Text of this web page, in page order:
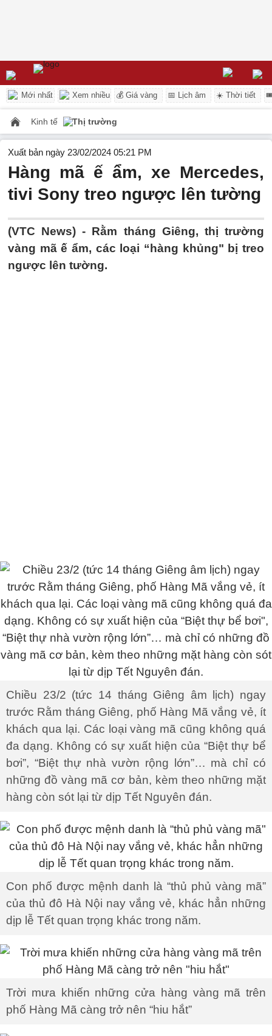
Mới nhất Xem nhiều 💰 Giá vàng 📅 Lịch âm ☀️ Thời tiết
Kinh tế Thị trường
Xuất bản ngày 23/02/2024 05:21 PM
Hàng mã ế ẩm, xe Mercedes,
tivi Sony treo ngược lên tường
(VTC News) - Rằm tháng Giêng, thị trường
vàng mã ế ẩm, các loại “hàng khủng" bị treo
ngược lên tường.
Chiều 23/2 (tức 14 tháng Giêng âm lịch) ngay
trước Rằm tháng Giêng, phố Hàng Mã vắng vẻ, ít
khách qua lại. Các loại vàng mã cũng không quá
đa dạng. Không có sự xuất hiện của “Biệt thự bể
bơi”, “Biệt thự nhà vườn rộng lớn”… mà chỉ có
những đồ vàng mã cơ bản, kèm theo những mặt
hàng còn sót lại từ dịp Tết Nguyên đán.
Con phố được mệnh danh là “thủ phủ vàng mã”
của thủ đô Hà Nội nay vắng vẻ, khác hẳn những
dịp lễ Tết quan trọng khác trong năm.
Trời mưa khiến những cửa hàng vàng mã trên
phố Hàng Mã càng trở nên “hiu hắt”